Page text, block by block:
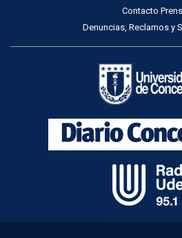
Contacto
Denuncias, Reclamos y